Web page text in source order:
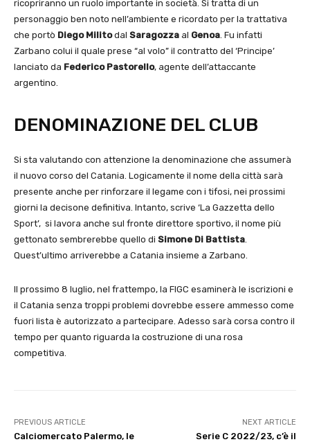
ricopriranno un ruolo importante in società. Si tratta di un
personaggio ben noto nell’ambiente e ricordato per la trattativa
che portò Diego Militodal Saragozza al Genoa. Fu infatti
Zarbano colui il quale prese “al volo” il contratto del ‘Principe’
lanciato da Federico Pastorello, agente dell’attaccante
argentino.
DENOMINAZIONE DEL CLUB
Si sta valutando con attenzione la denominazione che assumerà
il nuovo corso del Catania. Logicamente il nome della città sarà
presente anche per rinforzare il legame con i tifosi, nei prossimi
giorni la decisone definitiva. Intanto, scrive ‘La Gazzetta dello
Sport’, si lavora anche sul fronte direttore sportivo, il nome più
gettonato sembrerebbe quello di Simone Di Battista.
Quest’ultimo arriverebbe a Catania insieme a Zarbano.
Il prossimo 8 luglio, nel frattempo, la FIGC esaminerà le iscrizioni e
il Catania senza troppi problemi dovrebbe essere ammesso come
fuori lista è autorizzato a partecipare. Adesso sarà corsa contro il
tempo per quanto riguarda la costruzione di una rosa
competitiva.
PREVIOUS ARTICLE
Calciomercato Palermo, le
NEXT ARTICLE
Serie C 2022/23, c’è il